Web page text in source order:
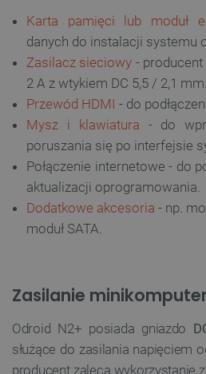
Karta pamięci lub moduł
danych do instalacji systemu
Zasilacz sieciowy -
2 A z wtykiem DC 5,5 / 2,1 mm.
Przewód HDMI - do
Mysz i klawiatura - do
poruszania się po interfejsie
Połączenie internetowe - do
aktualizacji oprogramowania.
Dodatkowe akcesoria - np.
moduł SATA.
Zasilanie
Odroid N2+ posiada gniazdo
służące do zasilania napięciem
producent zaleca wykorzystanie